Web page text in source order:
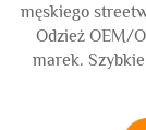
męskiego
Odzież OEM/
marek.